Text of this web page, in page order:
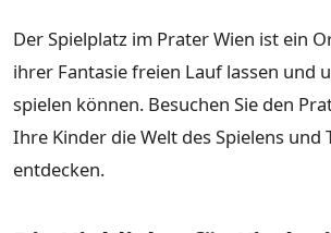
Der Spielplatz im Prater Wien ist ein
ihrer Fantasie freien Lauf lassen und
spielen können. Besuchen Sie den
Ihre Kinder die Welt des Spielens und
entdecken.